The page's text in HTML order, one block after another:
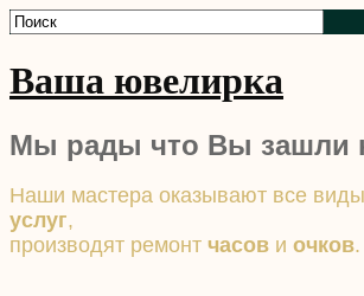
Ваша ювелирка
Мы рады что Вы зашли
Наши мастера оказывают все виды
услуг,
производят ремонт часов и очков.